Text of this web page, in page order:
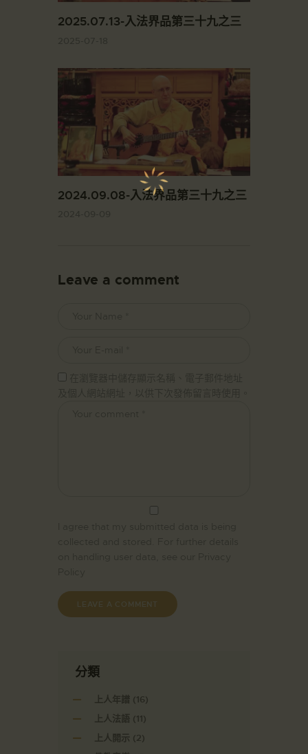
2025.07.13-入法界品第三十九之三
2024.09.08-入法界品第三十九之三
Leave a comment
分類
上人年譜 (16)
上人法語 (11)
上人開示 (2)